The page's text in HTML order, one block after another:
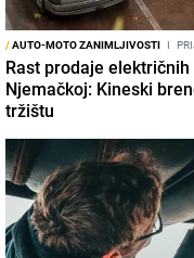
/AUTO-MOTO ZANIMLJIVOSTI I
Rast prodaje
Njemačkoj: Kineski
tržištu